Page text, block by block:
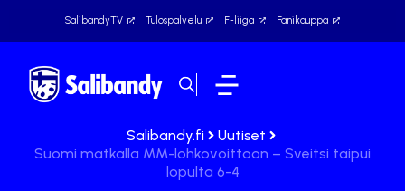
SalibandyTV Tulospalvelu F-liiga Fanikauppa
Salibandy.fi
Uutiset
Suomi matkalla MM-lohkovoittoon – Sveitsi taipui
lopulta 6-4